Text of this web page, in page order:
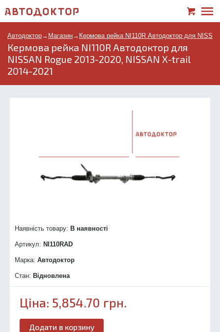
Автодоктор→ Магазин→ Кермова рейка NI110R Автодоктор для
Кермова рейка NI110R Автодоктор для
NISSAN Rogue 2013-2020, NISSAN X-trail
2014-2021
Наявність товару: В наявності
Артикул: NI110RAD
Марка: Автодоктор
Стан: Відновлена
Ціна: 5,854.70 грн.
Додати в корзину